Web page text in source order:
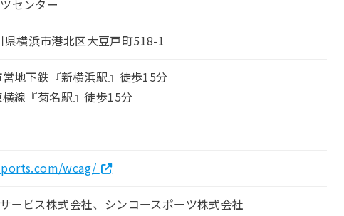
センター
横浜市港北区大豆戸町518-1
地下鉄『新横浜駅』徒歩15分
線『菊名駅』徒歩15分
wcag/
ービス株式会社、シンコースポーツ株式会社